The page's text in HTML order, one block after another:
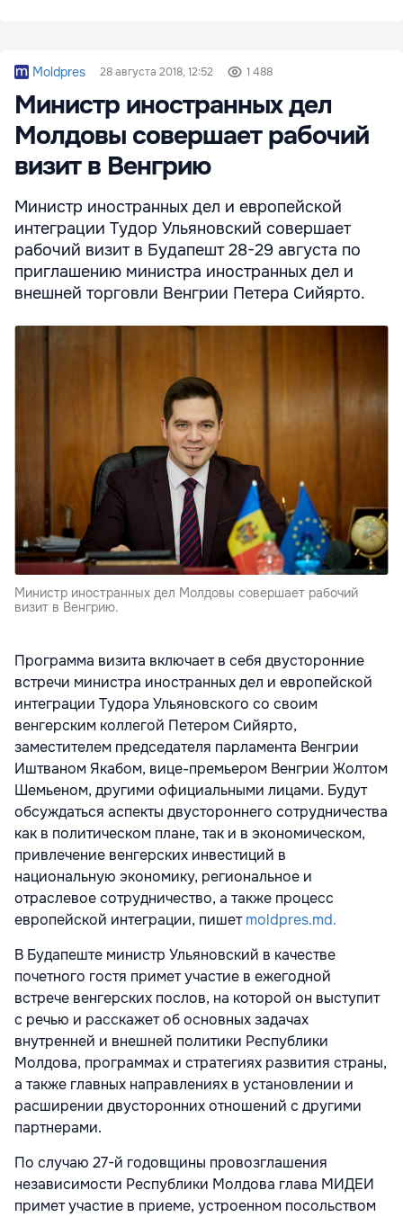
Moldpres 28 августа 2018, 12:52 1 488
Министр иностранных дел
Молдовы совершает рабочий
визит в Венгрию
Министр иностранных дел и европейской
интеграции Тудор Ульяновский совершает
рабочий визит в Будапешт 28-29 августа по
приглашению министра иностранных дел и
внешней торговли Венгрии Петера Сийярто.
Министр иностранных дел Молдовы совершает рабочий
визит в Венгрию.
Программа визита включает в себя двусторонние
встречи министра иностранных дел и европейской
интеграции Тудора Ульяновского со своим
венгерским коллегой Петером Сийярто,
заместителем председателя парламента Венгрии
Иштваном Якабом, вице-премьером Венгрии Жолтом
Шемьеном, другими официальными лицами. Будут
обсуждаться аспекты двустороннего сотрудничества
как в политическом плане, так и в экономическом,
привлечение венгерских инвестиций в
национальную экономику, региональное и
отраслевое сотрудничество, а также процесс
европейской интеграции, пишетmoldpres.md.
В Будапеште министр Ульяновский в качестве
почетного гостя примет участие в ежегодной
встрече венгерских послов, на которой он выступит
с речью и расскажет об основных задачах
внутренней и внешней политики Республики
Молдова, программах и стратегиях развития страны,
а также главных направлениях в установлении и
расширении двусторонних отношений с другими
партнерами.
По случаю 27-й годовщины провозглашения
независимости Республики Молдова глава МИДЕИ
примет участие в приеме, устроенном посольством